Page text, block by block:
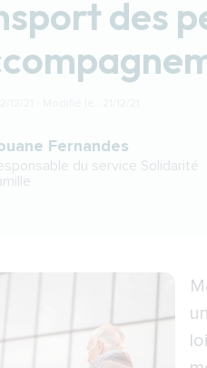
des
Fernandes
du service Solidarité